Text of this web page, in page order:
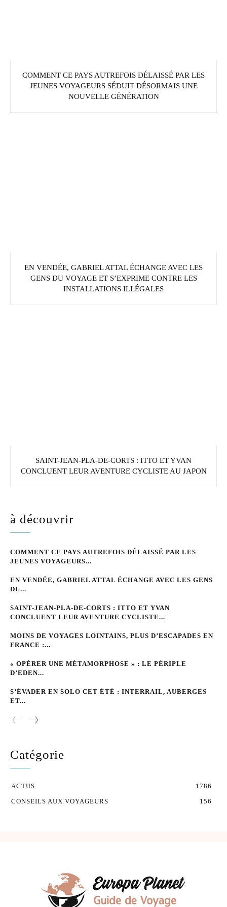
COMMENT CE PAYS AUTREFOIS DÉLAISSÉ PAR LES
JEUNES VOYAGEURS SÉDUIT DÉSORMAIS UNE
NOUVELLE GÉNÉRATION
EN VENDÉE, GABRIEL ATTAL ÉCHANGE AVEC LES
GENS DU VOYAGE ET S’EXPRIME CONTRE LES
INSTALLATIONS ILLÉGALES
SAINT-JEAN-PLA-DE-CORTS : ITTO ET YVAN
CONCLUENT LEUR AVENTURE CYCLISTE AU JAPON
à découvrir
COMMENT CE PAYS AUTREFOIS DÉLAISSÉ PAR LES
JEUNES VOYAGEURS...
EN VENDÉE, GABRIEL ATTAL ÉCHANGE AVEC LES GENS
DU...
SAINT-JEAN-PLA-DE-CORTS : ITTO ET YVAN
CONCLUENT LEUR AVENTURE CYCLISTE...
MOINS DE VOYAGES LOINTAINS, PLUS D’ESCAPADES EN
FRANCE :...
« OPÉRER UNE MÉTAMORPHOSE » : LE PÉRIPLE
D’EDEN...
S’ÉVADER EN SOLO CET ÉTÉ : INTERRAIL, AUBERGES
ET...
Catégorie
ACTUS
1786
CONSEILS AUX VOYAGEURS
156